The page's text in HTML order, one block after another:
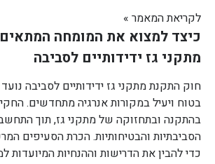
לקריאת המאמר »
כיצד למצוא את המומחה
מתקני גז ידידותיים לסביבה
חוק התקנת מתקני גז ידידותיים לסביבה
בטוח ויעיל במקורות אנרגיה מתחדשים.
בהתקנה ובתחזוקה של מתקני גז, תוך
הסביבתיות והבטיחותיות. הכרת הסעיפים
כדי להבין את הדרישות וההנחיות המיועדות